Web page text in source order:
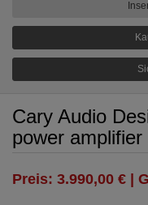
Cary Audio
power
Preis: 3.990,00 € |